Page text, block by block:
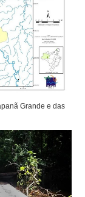
Grande e das